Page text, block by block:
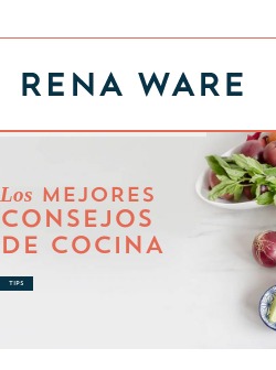
Los MEJORES
CONSEJOS
DE COCINA
TIPS